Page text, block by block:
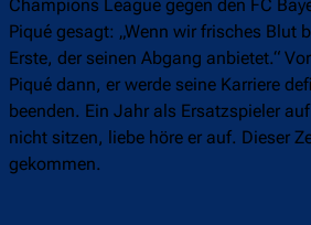
Champions League gegen den FC
Piqué gesagt: „Wenn wir frisches Blut
Erste, der seinen Abgang anbietet.“
Piqué dann, er werde seine Karriere
beenden. Ein Jahr als Ersatzspieler
nicht sitzen, liebe höre er auf. Dieser
gekommen.